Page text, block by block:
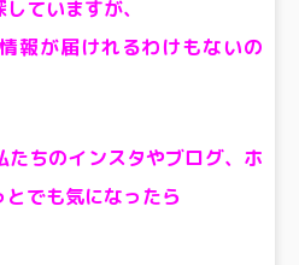
ていますが、
報が届けれるわけもないの
ちのインスタやブログ、ホ
でも気になったら